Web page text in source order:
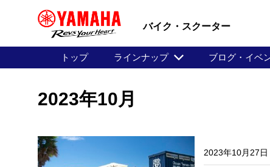
バイク・スクーター
トップ ラインナップ ブログ・イベ
2023年10月
2023年10月27日